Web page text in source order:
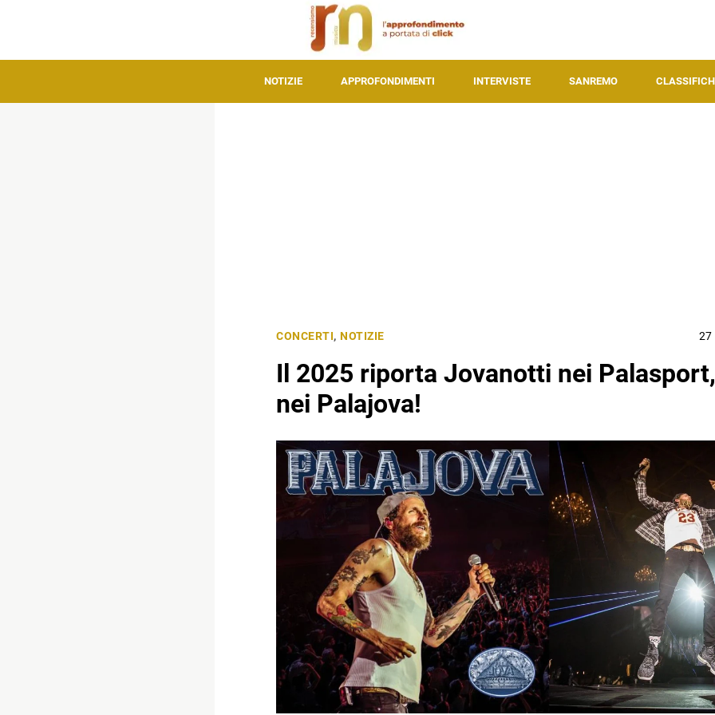
NOTIZIE APPROFONDIMENTI INTERVISTE SANREMO
CONCERTI, NOTIZIE 27
Il 2025 riporta Jovanotti nei
nei Palajova!